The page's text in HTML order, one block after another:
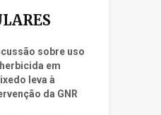
sobre uso
em
leva à
da GNR